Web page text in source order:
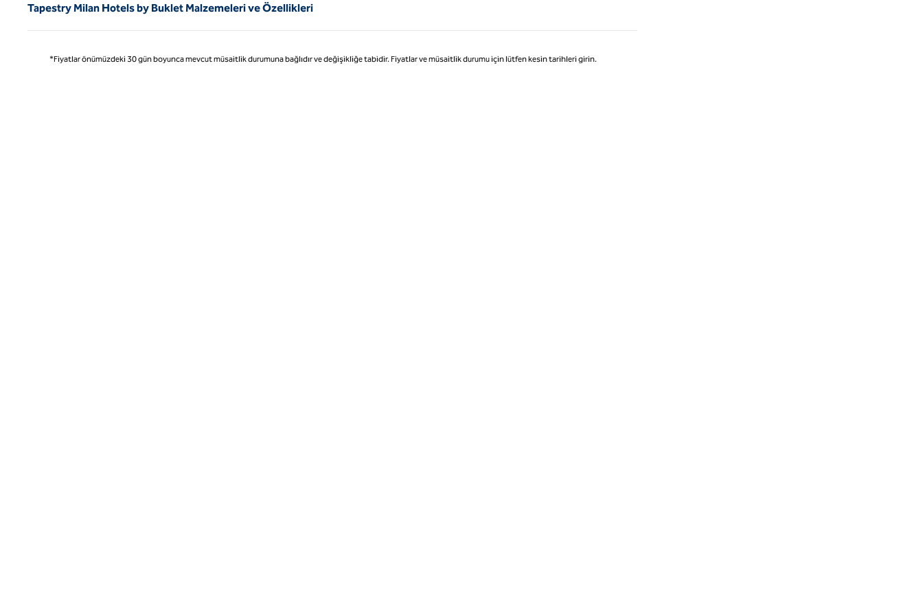
Tapestry Milan Hotels by Buklet Malzemeleri ve Özellikleri
*Fiyatlar önümüzdeki 30 gün boyunca mevcut müsaitlik durumuna bağlıdır ve değişikliğe tabidir. Fiyatlar ve müsaitlik durumu için lütfen kesin tarihleri girin.